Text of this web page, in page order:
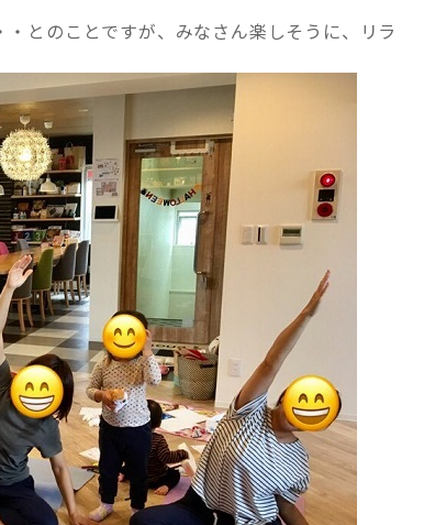
とのことですが、みなさん楽しそうに、リラ